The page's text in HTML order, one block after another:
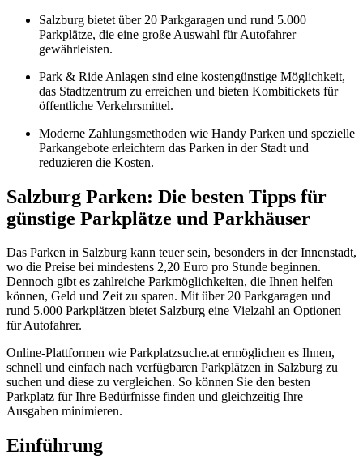
Salzburg bietet über 20 Parkgaragen und rund 5.000
Parkplätze, die eine große Auswahl für Autofahrer
gewährleisten.
Park & Ride Anlagen sind eine kostengünstige Möglichkeit,
das Stadtzentrum zu erreichen und bieten Kombitickets für
öffentliche Verkehrsmittel.
Moderne Zahlungsmethoden wie Handy Parken und spezielle
Parkangebote erleichtern das Parken in der Stadt und
reduzieren die Kosten.
Salzburg Parken: Die besten Tipps für
günstige Parkplätze und Parkhäuser
Das Parken in Salzburg kann teuer sein, besonders in der Innenstadt,
wo die Preise bei mindestens 2,20 Euro pro Stunde beginnen.
Dennoch gibt es zahlreiche Parkmöglichkeiten, die Ihnen helfen
können, Geld und Zeit zu sparen. Mit über 20 Parkgaragen und
rund 5.000 Parkplätzen bietet Salzburg eine Vielzahl an Optionen
für Autofahrer.
Online-Plattformen wie Parkplatzsuche.at ermöglichen es Ihnen,
schnell und einfach nach verfügbaren Parkplätzen in Salzburg zu
suchen und diese zu vergleichen. So können Sie den besten
Parkplatz für Ihre Bedürfnisse finden und gleichzeitig Ihre
Ausgaben minimieren.
Einführung